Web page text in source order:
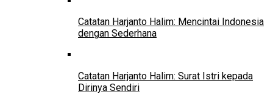
Catatan Harjanto Halim: Mencintai Indonesia
dengan Sederhana
Catatan Harjanto Halim: Surat Istri kepada
Dirinya Sendiri